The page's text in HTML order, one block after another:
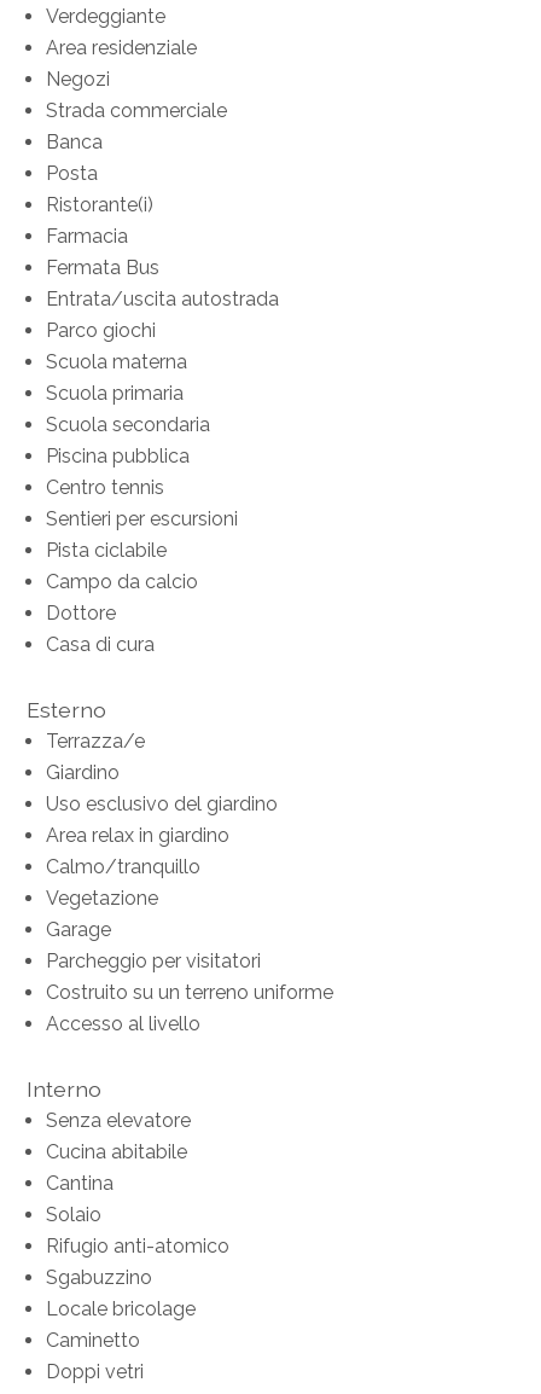
Verdeggiante
Area residenziale
Negozi
Strada commerciale
Banca
Posta
Ristorante(i)
Farmacia
Fermata Bus
Entrata/uscita autostrada
Parco giochi
Scuola materna
Scuola primaria
Scuola secondaria
Piscina pubblica
Centro tennis
Sentieri per escursioni
Pista ciclabile
Campo da calcio
Dottore
Casa di cura
Esterno
Terrazza/e
Giardino
Uso esclusivo del giardino
Area relax in giardino
Calmo/tranquillo
Vegetazione
Garage
Parcheggio per visitatori
Costruito su un terreno uniforme
Accesso al livello
Interno
Senza elevatore
Cucina abitabile
Cantina
Solaio
Rifugio anti-atomico
Sgabuzzino
Locale bricolage
Caminetto
Doppi vetri